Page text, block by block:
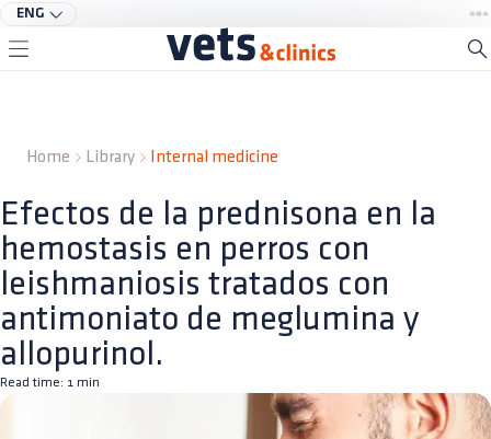
ENG
Home Library Internal medicine
Efectos de la prednisona en la
hemostasis en perros con
leishmaniosis tratados con
antimoniato de meglumina y
allopurinol.
Read time: 1 min